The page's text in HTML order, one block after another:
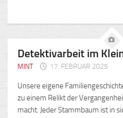
Detektivarbeit im
MINT 17. FEBRUAR 2025
Unsere eigene
zu einem Relikt der
macht. Jeder Stammbaum ist in